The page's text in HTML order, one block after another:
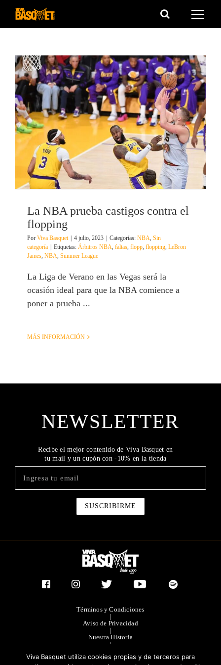
Saltar
La NBA prueba castigos contra el
flopping
Por Viva Basquet | 4 julio, 2023 | Categorías: NBA Sin
categoría | Etiquetas: Árbitros NBA faltas flopp flopping LeBron
James NBA Summer League
La Liga de Verano en las Vegas será la
ocasión ideal para que la NBA comience a
poner a prueba ...
MÁS INFORMACIÓN
NEWSLETTER
Recibe el mejor contenido de Viva Basquet en
tu mail y un cupón con -10% en la tienda
Términos y Condiciones
|
Aviso de Privacidad
|
Nuestra Historia
|
|
Viva Basquet utiliza cookies propias y de terceros para